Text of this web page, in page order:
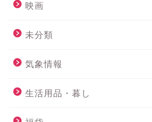
映画
未分類
気象情報
生活用品・暮し